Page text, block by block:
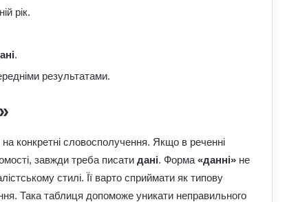
рік.
.
результатами.
конкретні словосполучення. Якщо в реченні
завжди треба писати дані. Форма «данні» не
стилі. Її варто сприймати як типову
Така таблиця допоможе уникати неправильного